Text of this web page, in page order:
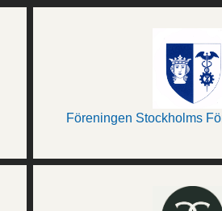
Föreningen Stockholms